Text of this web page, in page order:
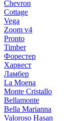
Chevron
Cottage
Vega
Zoom v4
Pronto
Timber
Форестер
Харвест
Ламбер
La Moena
Monte Cristallo
Bellamonte
Bella Marianna
Valoroso Hasan